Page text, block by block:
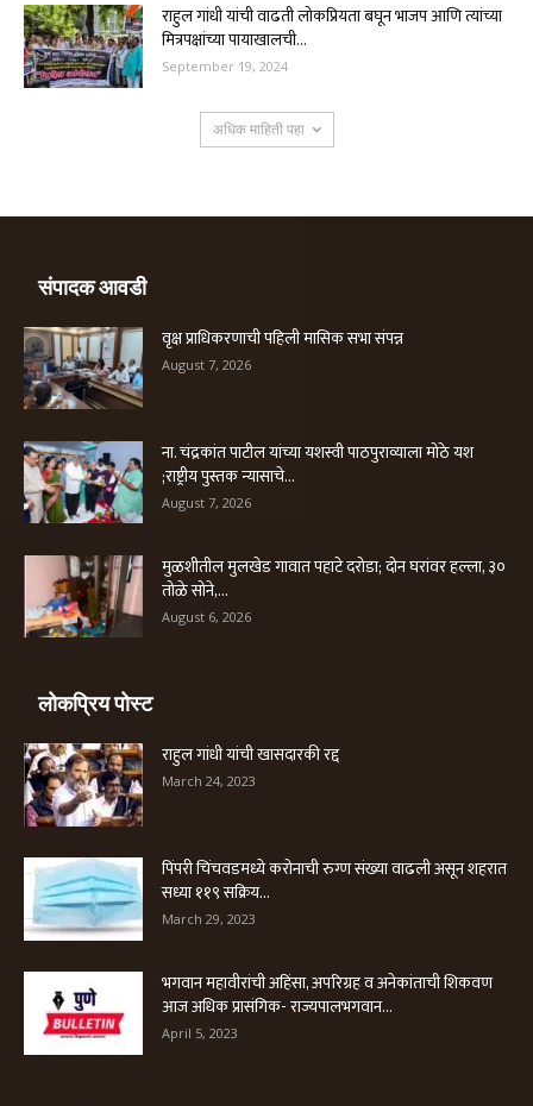
राहुल गांधी यांची वाढती लोकप्रियता बघून भाजप आणि त्यांच्या
मित्रपक्षांच्या पायाखालची...
September 19, 2024
अधिक माहिती पहा
संपादक आवडी
वृक्ष प्राधिकरणाची पहिली मासिक सभा संपन्न
August 7, 2026
ना. चंद्रकांत पाटील यांच्या यशस्वी पाठपुराव्याला मोठे यश
;राष्ट्रीय पुस्तक न्यासाचे...
August 7, 2026
मुळशीतील मुलखेड गावात पहाटे दरोडा; दोन घरांवर हल्ला, ३०
तोळे सोने,...
August 6, 2026
लोकप्रिय पोस्ट
राहुल गांधी यांची खासदारकी रद्द
March 24, 2023
पिंपरी चिंचवडमध्ये करोनाची रुग्ण संख्या वाढली असून शहरात
सध्या ११९ सक्रिय...
March 29, 2023
भगवान महावीरांची अहिंसा, अपरिग्रह व अनेकांताची शिकवण
आज अधिक प्रासंगिक- राज्यपालभगवान...
April 5, 2023